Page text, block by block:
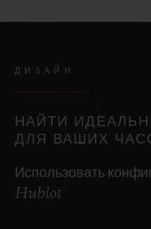
ДИЗАЙН
НАЙТИ
ДЛЯ ВАШИХ
Использовать
Hublot